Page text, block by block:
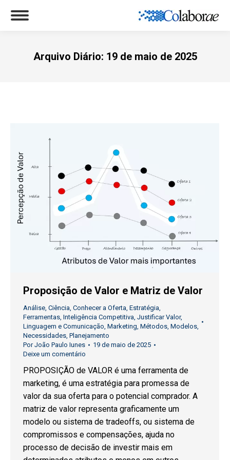
Arquivo Diário: 19 de maio de 2025
Proposição de Valor e Matriz de Valor
Análise, Ciência, Conhecer a Oferta, Estratégia,
Ferramentas, Inteligência Competitiva, Justificar Valor,
Linguagem e Comunicação, Marketing, Métodos, Modelos,
Necessidades, Planejamento
PorJoão Paulo Iunes
19 de maio de 2025
Deixe um comentário
PROPOSIÇÃO de VALOR é uma ferramenta de
marketing, é uma estratégia para promessa de
valor da sua oferta para o potencial comprador. A
matriz de valor representa graficamente um
modelo ou sistema de tradeoffs, ou sistema de
compromissos e compensações, ajuda no
processo de decisão de investir mais em